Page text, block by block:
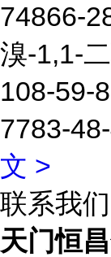
74866-
溴-1,1-
108-59-
7783-
文 >
联系我们
天门恒